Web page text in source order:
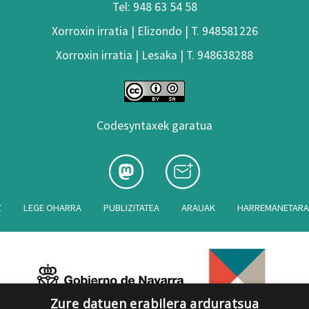
Tel: 948 63 54 58
Xorroxin irratia | Elizondo | T. 948581226
Xorroxin irratia | Lesaka | T. 948638288
Codesyntaxek garatua
LEGE OHARRA PUBLIZITATEA ARAUAK
Zure datuen erabilera arduratsua